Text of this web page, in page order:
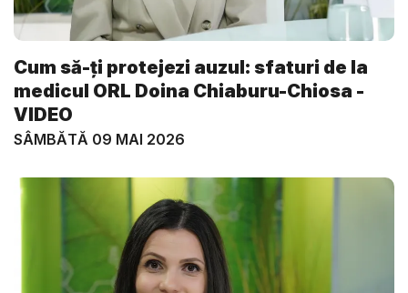
Cum să-ți protejezi auzul: sfaturi de la
medicul ORL Doina Chiaburu-Chiosa -
VIDEO
SÂMBĂTĂ 09 MAI 2026